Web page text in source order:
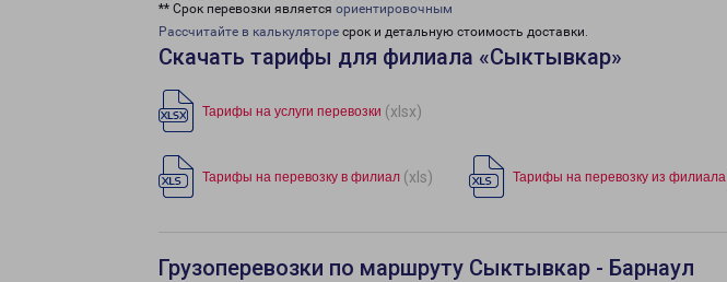
** Срок перевозки является ориентировочным
Рассчитайте в калькуляторе срок и детальную стоимость доставки.
Скачать тарифы для филиала «Сыктывкар»
Тарифы на услуги перевозки (xlsx)
Тарифы на перевозку в филиал (xls) Тарифы на перевозку из филиала
Грузоперевозки по маршруту Сыктывкар - Барнаул